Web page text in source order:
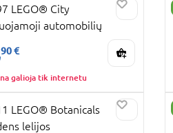
KAINA
PREKĖ
LEGO® City
automobilių
90 €
galioja tik internetu
PREKĖ
LEGO® Botanicals
lelijos